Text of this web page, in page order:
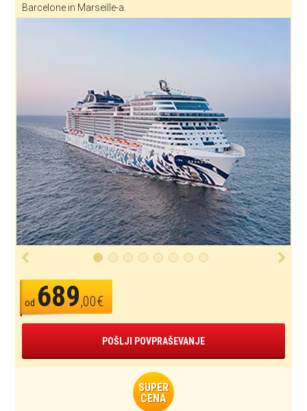
Barcelone in Marseille-a.
od 689,00€
POŠLJI POVPRAŠEVANJE
SUPER
CENA